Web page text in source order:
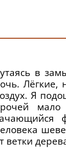
в
Лёгкие,
Я
мало
ветки